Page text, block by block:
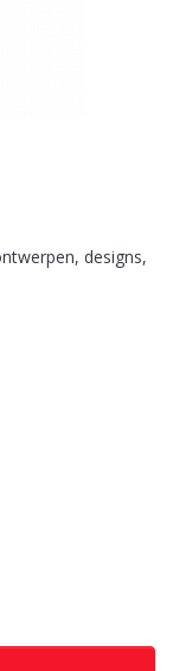
designs,